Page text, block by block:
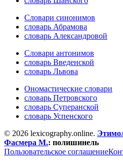
Словари синонимов
словарь Абрамова
словарь Александровой
Словари антонимов
словарь Введенской
словарь Львова
Ономастические словари
словарь Петровского
словарь Суперанской
словарь Успенского
© 2026 lexicography.online.
Фасмера М.: полишинель
Пользовательское соглашение